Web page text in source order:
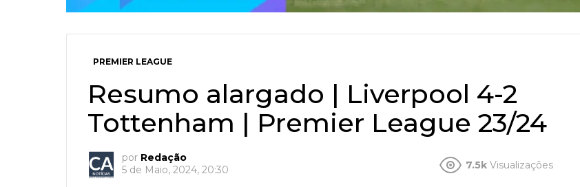
PREMIER LEAGUE
Resumo alargado | Liverpool 4-2
Tottenham | Premier League 23/24
por Redação
5 de Maio, 2024, 20:30
7.5k Visualizações